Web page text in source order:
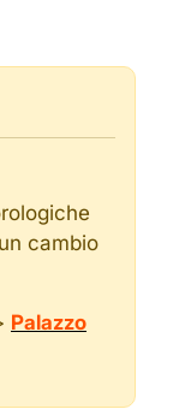
cambio
Palazzo